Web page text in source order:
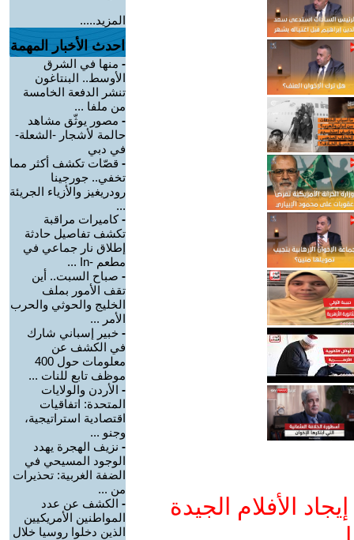
الأفلام الجيدة
المزيد.....
احدث الأخبار المهمة
- منها في الشرق
الأوسط.. البنتاغون
تنشر الدفعة الخامسة
من ملفا ...
- مصور يوثّق مشاهد
حالمة لأشجار -الشعلة-
في دبي
- قصّات تكشف أكثر مما
تخفي.. جورجينا
رودريغيز والأزياء الجريئة
...
-كاميرات مراقبة
تكشف تفاصيل حادثة
إطلاق نار جماعي في
مطعم -In ...
- صباح السبت.. أين
تقف الأمور بملف
الخليج والحوثي والحرب
الأمر ...
- خبير إسباني شارك
في الكشف عن
معلومات حول 400
موظف تابع للنات ...
- الأردن والولايات
المتحدة: اتفاقيات
اقتصادية استراتيجية،
وجنو ...
- نزيف الهجرة يهدد
الوجود المسيحي في
الضفة الغربية: تحذيرات
من ...
- الكشف عن عدد
المواطنين الأمريكيين
الذين دخلوا روسيا خلال